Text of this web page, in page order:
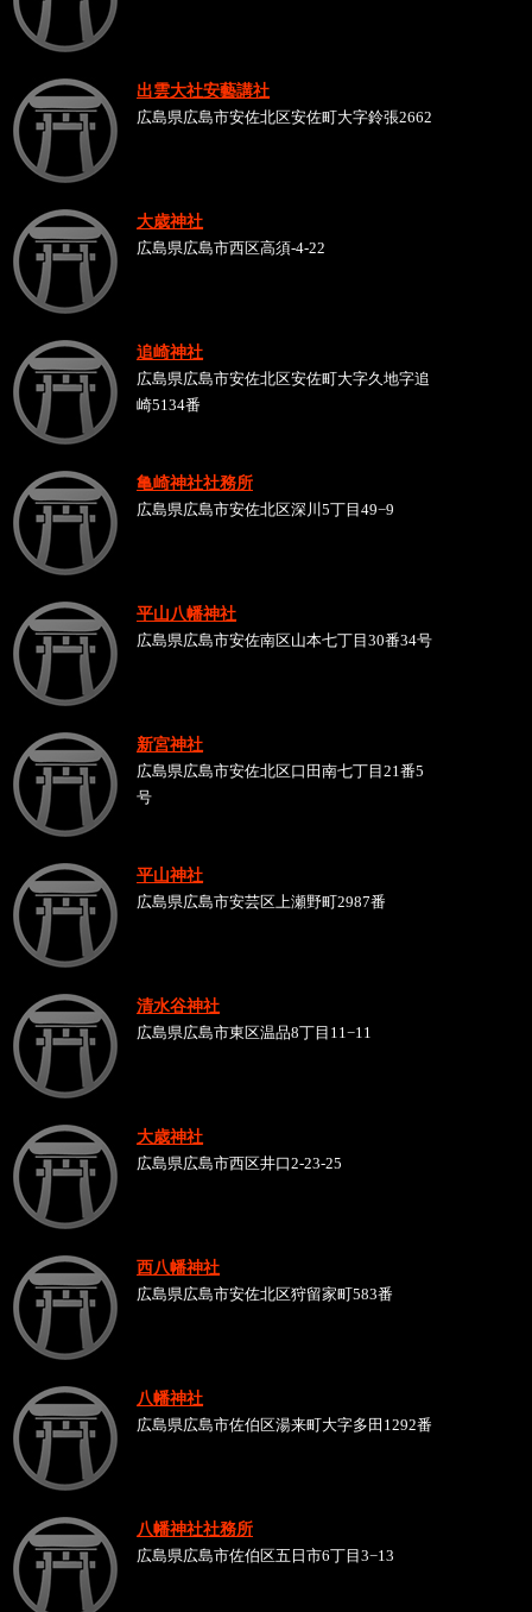
出雲大社安藝講社
広島県広島市安佐北区安佐町大字鈴張2662
大歳神社
広島県広島市西区高須-4-22
追崎神社
広島県広島市安佐北区安佐町大字久地字追
崎5134番
亀崎神社社務所
広島県広島市安佐北区深川5丁目49−9
平山八幡神社
広島県広島市安佐南区山本七丁目30番34号
新宮神社
広島県広島市安佐北区口田南七丁目21番5
号
平山神社
広島県広島市安芸区上瀬野町2987番
清水谷神社
広島県広島市東区温品8丁目11−11
大歳神社
広島県広島市西区井口2-23-25
西八幡神社
広島県広島市安佐北区狩留家町583番
八幡神社
広島県広島市佐伯区湯来町大字多田1292番
八幡神社社務所
広島県広島市佐伯区五日市6丁目3−13